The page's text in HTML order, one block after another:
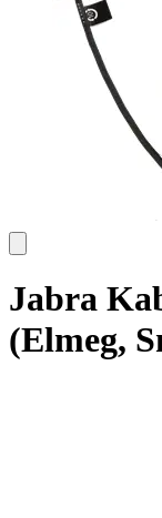
Jabra
(Elmeg,